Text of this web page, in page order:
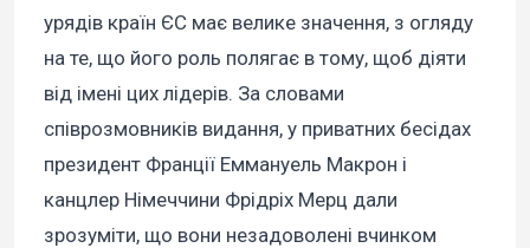
урядів країн ЄС має велике значення, з огляду
на те, що його роль полягає в тому, щоб діяти
від імені цих лідерів. За словами
співрозмовників видання, у приватних бесідах
президент Франції Еммануель Макрон і
канцлер Німеччини Фрідріх Мерц дали
зрозуміти, що вони незадоволені вчинком